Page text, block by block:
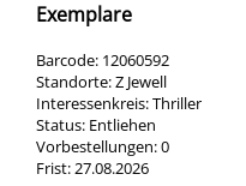
Exemplare
Barcode: 12060592
Standorte:Z Jewell
Interessenkreis:Thriller
Status: Entliehen
Vorbestellungen:0
Frist:27.08.2026